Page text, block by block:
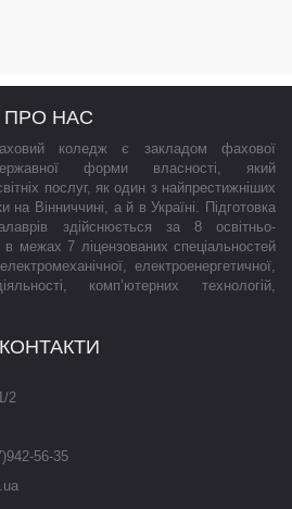
ПРО НАС
коледж є закладом фахової
форми власності, який
послуг, як один з найпрестижніших
на Вінниччині, а й в Україні. Підготовка
здійснюється за 8 освітньо-
межах 7 ліцензованих спеціальностей
електроенергетичної,
комп’ютерних технологій,
КОНТАКТИ
2
56-35